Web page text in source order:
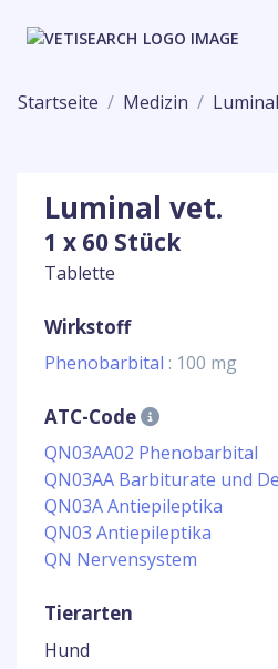
Startseite Medizin Luminal
Luminal vet.
1 x 60 Stück
Tablette
Wirkstoff
Phenobarbital : 100 mg
ATC-Code
QN03AA02 Phenobarbital
QN03AA Barbiturate und
QN03A Antiepileptika
QN03 Antiepileptika
QN Nervensystem
Tierarten
Hund